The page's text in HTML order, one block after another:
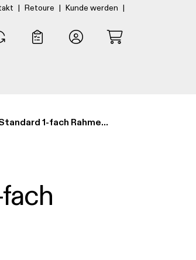
| Retoure | Kunde werden |
EGB Meridian Standard 1-fach Rahmen reinw. 92522201